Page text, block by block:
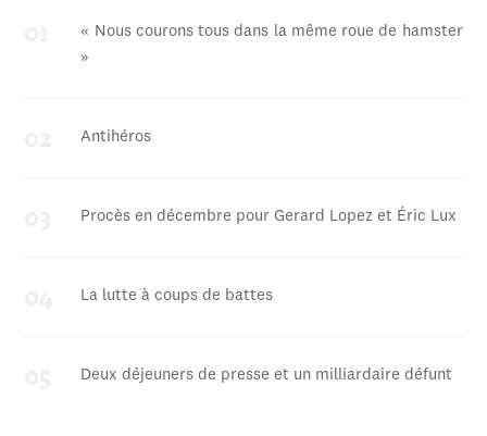
« Nous courons tous dans la même roue de hamster
»
Antihéros
Procès en décembre pour Gerard Lopez et Éric Lux
La lutte à coups de battes
Deux déjeuners de presse et un milliardaire défunt